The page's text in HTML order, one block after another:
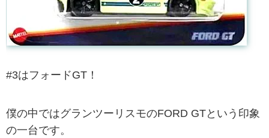
#3はフォードGT！
僕の中ではグランツーリスモのFORD GTという印象
の一台です。